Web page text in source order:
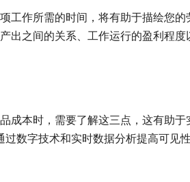
工作所需的时间，将有助于描绘您的
出之间的关系、工作运行的盈利程度
成本时，需要了解这三点，这有助于
数字技术和实时数据分析提高可见